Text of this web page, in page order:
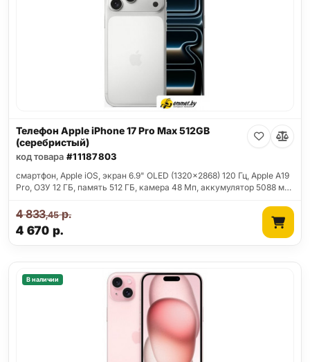
Телефон Apple iPhone 17 Pro Max 512GB
(серебристый)
код товара #11187803
смартфон, Apple iOS, экран 6.9" OLED (1320x2868) 120 Гц, Apple A19
Pro, ОЗУ 12 ГБ, память 512 ГБ, камера 48 Мп, аккумулятор 5088 м…
4 670 р.
4 833,45р.
В наличии